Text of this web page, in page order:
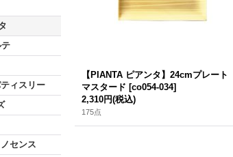
ィスリー
センス
【PIANTA ピアンタ】24cmプレート
マスタード [co054-034]
2,310円(税込)
175点